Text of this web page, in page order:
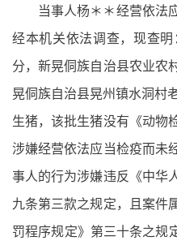
当事人杨＊＊经营依法
经本机关依法调查，现查
分，新晃侗族自治县农业农
晃侗族自治县晃州镇水洞村
生猪，该批生猪没有《动物
涉嫌经营依法应当检疫而未
事人的行为涉嫌违反《中华
九条第三款之规定，且案件
罚程序规定》第三十条之规